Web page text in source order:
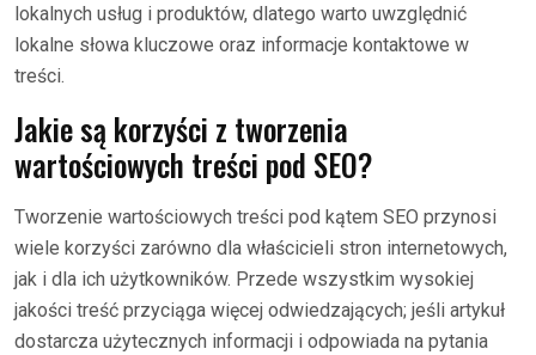
lokalnych usług i produktów, dlatego warto uwzględnić
lokalne słowa kluczowe oraz informacje kontaktowe w
treści.
Jakie są korzyści z tworzenia
wartościowych treści pod SEO?
Tworzenie wartościowych treści pod kątem SEO przynosi
wiele korzyści zarówno dla właścicieli stron internetowych,
jak i dla ich użytkowników. Przede wszystkim wysokiej
jakości treść przyciąga więcej odwiedzających; jeśli artykuł
dostarcza użytecznych informacji i odpowiada na pytania